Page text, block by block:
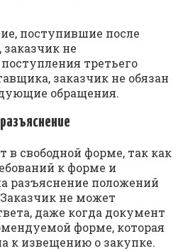
поступившие после
заказчик не
третьего
заказчик не обязан
обращения.
в свободной форме, так как
к форме и
разъяснение положений
не может
даже когда документ
форме, которая
к извещению о закупке.